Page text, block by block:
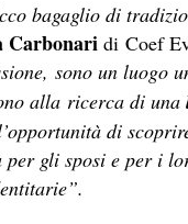
bagaglio di
Carbonari di Coef
sono un luogo
alla ricerca di una
di
per gli sposi e per i